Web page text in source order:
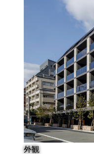
外観